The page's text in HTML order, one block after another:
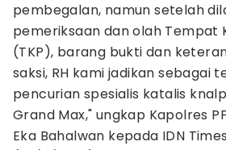
pembegalan, namun setelah
pemeriksaan dan olah Tempat
(TKP), barang bukti dan
saksi, RH kami jadikan sebagai
pencurian spesialis katalis
Grand Max," ungkap Kapolres
Eka Bahalwan kepada IDN